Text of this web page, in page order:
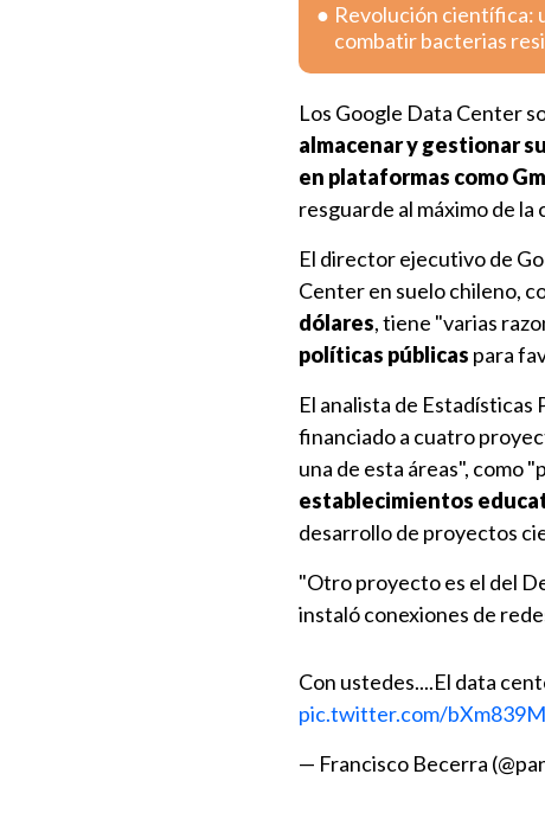
Revolución científica:
combatir bacterias
Los Google Data Center
almacenar y gestionar
en plataformas como
resguarde al máximo de
El director ejecutivo de
Center en suelo chileno,
dólares, tiene "varias
políticas públicas para
El analista de Estadísticas
financiado a cuatro
una de esta áreas", como
establecimientos
desarrollo de proyectos
"Otro proyecto es el del
instaló conexiones de
Con ustedes....El data
pic.twitter.com/
— Francisco Becerra